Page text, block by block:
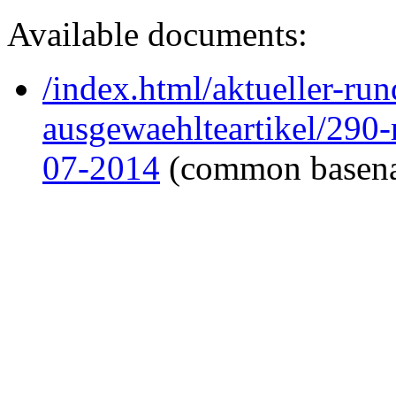
Available documents:
/index.html/aktueller-
ausgewaehlteartikel/
07-2014 (common